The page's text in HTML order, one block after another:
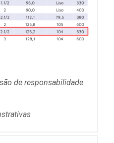
de responsabilidade